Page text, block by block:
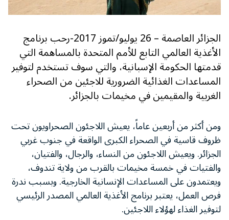
الجزائر العاصمة – 26 يوليو/تموز 2017-رحب برنامج
الأغذية العالمي التابع للأمم المتحدة بالمساهمة التي
قدمتها الحكومة الإسبانية، والتي سوف تستخدم لتوفير
المساعدات الغذائية الضرورية للاجئين من الصحراء
الغربية والمقيمين في مخيمات بالجزائر.
ومن أكثر من أربعين عاماً، يعيش اللاجئون الصحراويون تحت
ظروف قاسية في الصحراء الكبرى الواقعة في جنوب غربي
الجزائر. ويعيش اللاجئون من النساء، والرجال، والفتيان،
والفتيات في خمسة مخيمات بالقرب من ولاية تندوف،
ويعتمدون على المساعدات الإنسانية الخارجية. وبسبب ندرة
فرص العمل، يعتبر برنامج الأغذية العالمي المصدر الرئيسي
لتوفير الغذاء لهؤلاء اللاجئين.